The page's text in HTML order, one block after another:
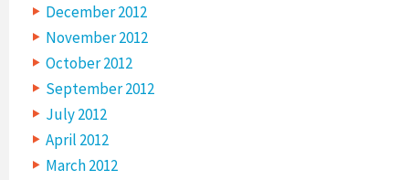
December 2012
November 2012
October 2012
September 2012
July 2012
April 2012
March 2012